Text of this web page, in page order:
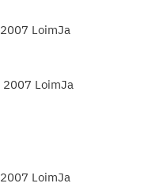
LoimJa
LoimJa
LoimJa